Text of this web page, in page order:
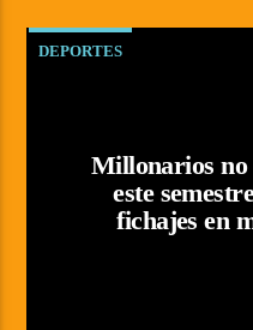
DEPORTES
Millonarios no
este
fichajes en